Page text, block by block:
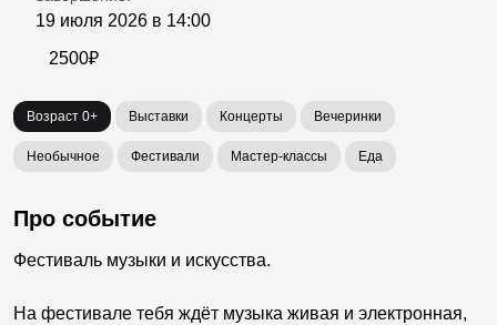
19 июля 2026 в 14:00
2500₽
Возраст 0+ Выставки Концерты Вечеринки
Необычное Фестивали Мастер-классы Еда
Про событие
Фестиваль музыки и искусства.
На фестивале тебя ждёт музыка живая и электронная,